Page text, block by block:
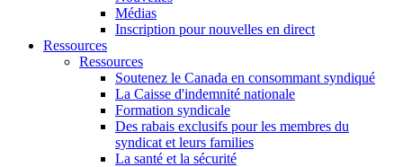
Médias
Inscription pour nouvelles en direct
Ressources
Ressources
Soutenez le Canada en consommant syndiqué
La Caisse d'indemnité nationale
Formation syndicale
Des rabais exclusifs pour les membres du
syndicat et leurs families
La santé et la sécurité